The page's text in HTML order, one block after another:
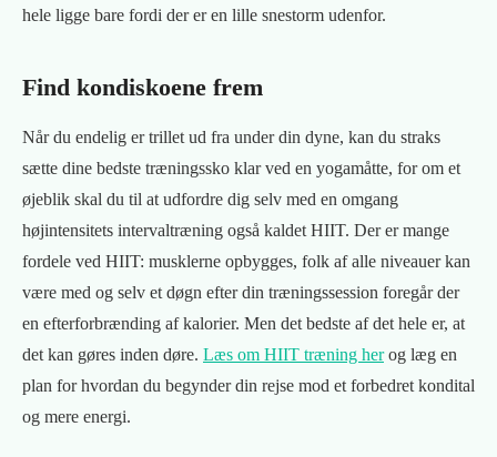
hele ligge bare fordi der er en lille snestorm udenfor.
Find kondiskoene frem
Når du endelig er trillet ud fra under din dyne, kan du straks
sætte dine bedste træningssko klar ved en yogamåtte, for om et
øjeblik skal du til at udfordre dig selv med en omgang
højintensitets intervaltræning også kaldet HIIT. Der er mange
fordele ved HIIT: musklerne opbygges, folk af alle niveauer kan
være med og selv et døgn efter din træningssession foregår der
en efterforbrænding af kalorier. Men det bedste af det hele er, at
det kan gøres inden døre. Læs om HIIT træning herog læg en
plan for hvordan du begynder din rejse mod et forbedret kondital
og mere energi.